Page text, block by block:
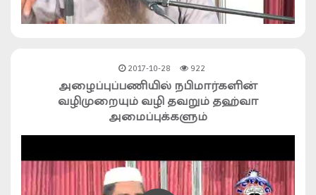
2017-10-28 922
அழைப்புப்பணியில் நபிமார்களின்
வழிமுறையும் வழி தவறும் தஹ்வா
அமைப்புக்களும்